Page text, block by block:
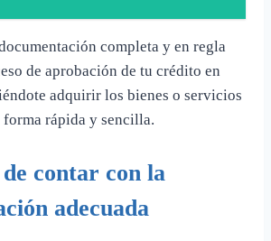
completa y en regla
de aprobación de tu crédito en
adquirir los bienes o servicios
forma rápida y sencilla.
contar con la
adecuada